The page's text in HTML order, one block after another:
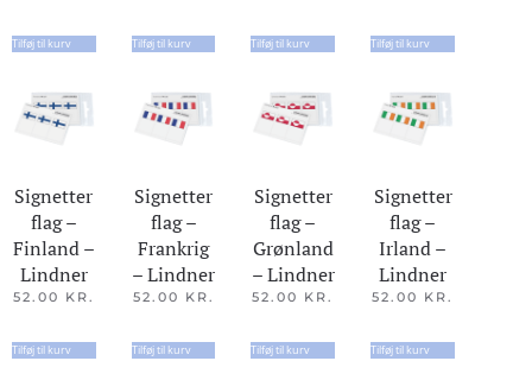
Tilføj til kurv Tilføj til kurv Tilføj til kurv Tilføj til kurv
Signetter
flag –
Finland –
Lindner
52.00 KR.
Tilføj til kurv
Signetter
flag –
Frankrig
– Lindner
52.00 KR.
Tilføj til kurv
Signetter
flag –
Grønland
– Lindner
52.00 KR.
Tilføj til kurv
Signetter
flag –
Irland –
Lindner
52.00 KR.
Tilføj til kurv